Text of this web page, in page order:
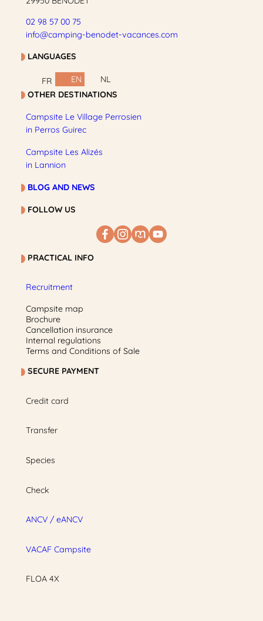
02 98 57 00 75
info@camping-benodet-vacances.com
LANGUAGES
FR EN
NL
OTHER DESTINATIONS
Campsite Le Village Perrosien
in Perros Guirec
Campsite Les Alizés
in Lannion
BLOG AND NEWS
FOLLOW US
PRACTICAL INFO
Recruitment
Campsite map
Brochure
Cancellation insurance
Internal regulations
Terms and Conditions of Sale
SECURE PAYMENT
Credit card
Transfer
Species
Check
ANCV / eANCV
VACAF Campsite
FLOA 4X